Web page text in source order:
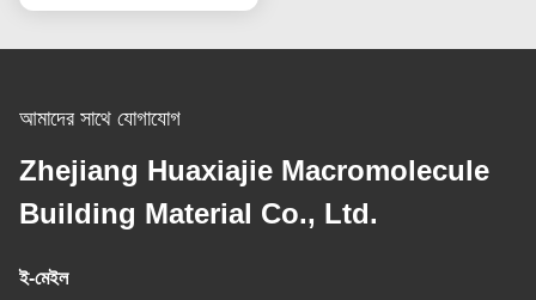
আমাদের সাথে যোগাযোগ
Zhejiang Huaxiajie Macromolecule
Building Material Co., Ltd.
ই-মেইল